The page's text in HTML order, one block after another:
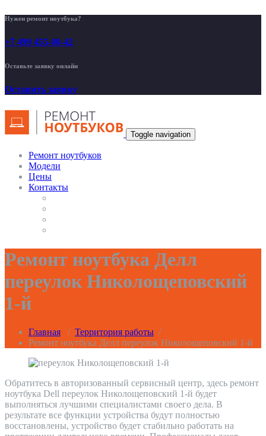
Нужен ремонт ноутбука?
+7 499 455-00-42
Оставьте заявку онлайн
Оставить заявку
Toggle navigation
Ремонт ноутбуков
Модели
Цены
Контакты
Ремонт ноутбука Делл
переулок Николощеповский
1-й
Главная / Территория работы /
Ремонт ноутбука Делл переулок Николощеповский 1-й
Обратитесь в авторизованный сервисный центр, здесь ремонт
ноутбука Dell переулок Николощеповский 1-й будет
выполняться лучшими специалистами своего дела. В
результате все функции устройства будут полностью
восстановлены, устройство будет стабильно работать на